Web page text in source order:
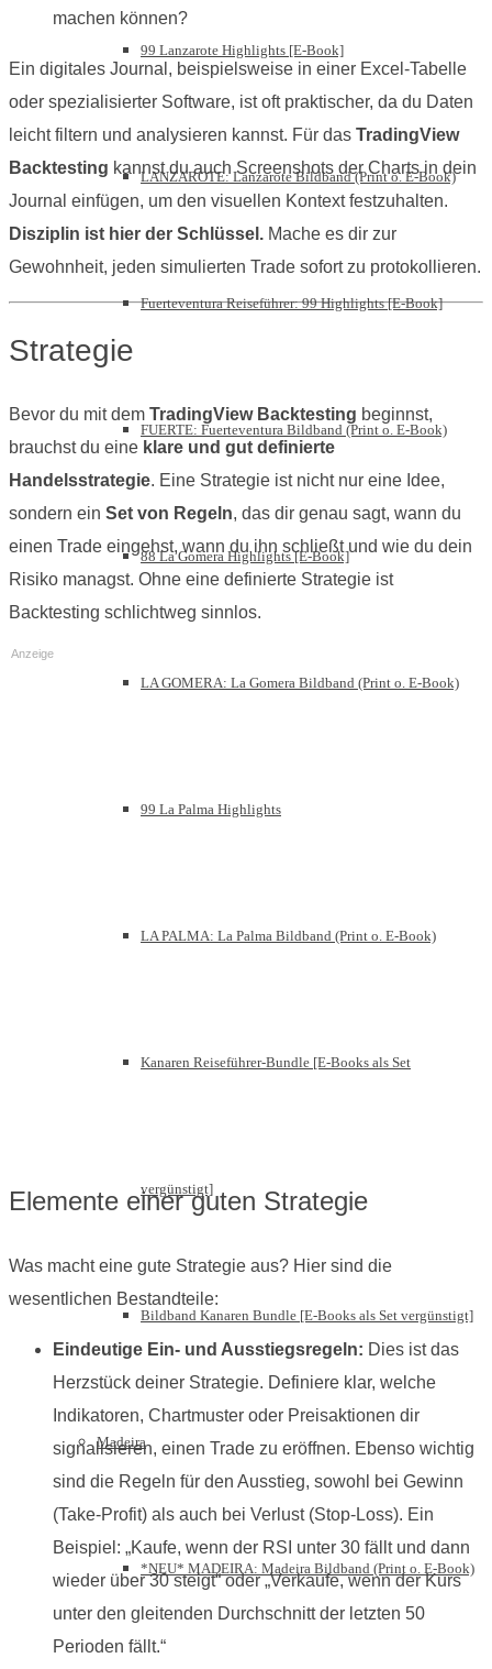
99 Lanzarote Highlights [E-Book]
LANZAROTE: Lanzarote Bildband (Print o. E-Book)
Fuerteventura Reiseführer: 99 Highlights [E-Book]
FUERTE: Fuerteventura Bildband (Print o. E-Book)
88 La Gomera Highlights [E-Book]
LA GOMERA: La Gomera Bildband (Print o. E-Book)
99 La Palma Highlights
LA PALMA: La Palma Bildband (Print o. E-Book)
Kanaren Reiseführer-Bundle [E-Books als Set
vergünstigt]
Bildband Kanaren Bundle [E-Books als Set vergünstigt]
Madeira
*NEU* MADEIRA: Madeira Bildband (Print o. E-Book)
machen können?
Ein digitales Journal, beispielsweise in einer Excel-Tabelle
oder spezialisierter Software, ist oft praktischer, da du Daten
leicht filtern und analysieren kannst. Für das TradingView
Backtesting kannst du auch Screenshots der Charts in dein
Journal einfügen, um den visuellen Kontext festzuhalten.
Disziplin ist hier der Schlüssel. Mache es dir zur
Gewohnheit, jeden simulierten Trade sofort zu protokollieren.
Strategie
Bevor du mit dem TradingView Backtesting beginnst,
brauchst du eine klare und gut definierte
Handelsstrategie. Eine Strategie ist nicht nur eine Idee,
sondern ein Set von Regeln, das dir genau sagt, wann du
einen Trade eingehst, wann du ihn schließt und wie du dein
Risiko managst. Ohne eine definierte Strategie ist
Backtesting schlichtweg sinnlos.
Anzeige
Elemente einer guten Strategie
Was macht eine gute Strategie aus? Hier sind die
wesentlichen Bestandteile:
Eindeutige Ein- und Ausstiegsregeln: Dies ist das
Herzstück deiner Strategie. Definiere klar, welche
Indikatoren, Chartmuster oder Preisaktionen dir
signalisieren, einen Trade zu eröffnen. Ebenso wichtig
sind die Regeln für den Ausstieg, sowohl bei Gewinn
(Take-Profit) als auch bei Verlust (Stop-Loss). Ein
Beispiel: „Kaufe, wenn der RSI unter 30 fällt und dann
wieder über 30 steigt“ oder „Verkaufe, wenn der Kurs
unter den gleitenden Durchschnitt der letzten 50
Perioden fällt.“